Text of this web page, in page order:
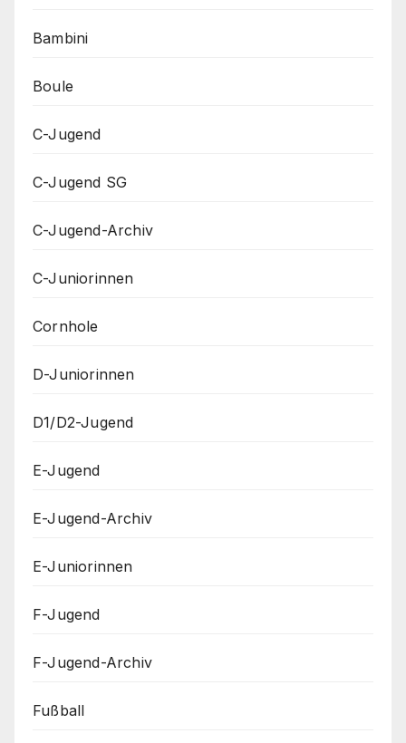
Bambini
Boule
C-Jugend
C-Jugend SG
C-Jugend-Archiv
C-Juniorinnen
Cornhole
D-Juniorinnen
D1/D2-Jugend
E-Jugend
E-Jugend-Archiv
E-Juniorinnen
F-Jugend
F-Jugend-Archiv
Fußball